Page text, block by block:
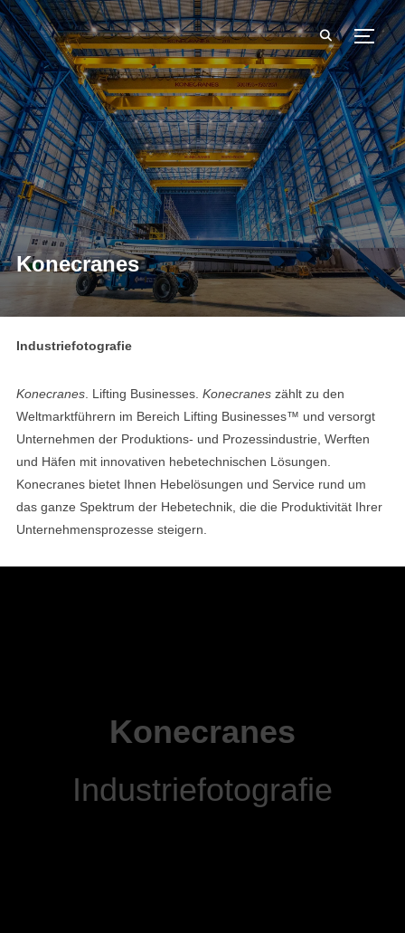
Konecranes
Industriefotografie
Konecranes. Lifting Businesses. Konecraneszählt zu den
Weltmarktführern im Bereich Lifting Businesses™ und versorgt
Unternehmen der Produktions- und Prozessindustrie, Werften
und Häfen mit innovativen hebetechnischen Lösungen.
Konecranes bietet Ihnen Hebelösungen und Service rund um
das ganze Spektrum der Hebetechnik, die die Produktivität Ihrer
Unternehmensprozesse steigern.
Konecranes
Industriefotografie